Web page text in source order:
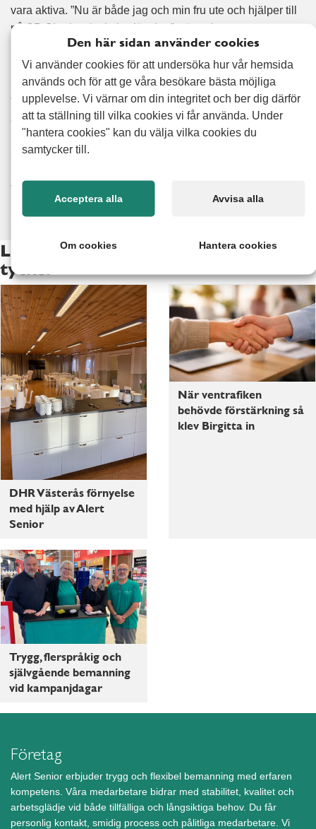
vara aktiva. ”Nu är både jag och min fru ute och hjälper till
på SP Chark och vi trivs jättebra”, säger han.
Behöver ditt företag också snabb, trygg och
erfaren bemanning?
Vi på Alert Senior finns här när det kör ihop sig oavsett om
det handlar om sjukfrånvaro, tillfälliga toppar eller
långsiktiga behov. Med engagerade seniorer som vet vad
som krävs får du in rätt kompetens, i rätt tid.
Välkommen att höra av dig, vi löser det!
Läs fler artiklar om vad våra kunder
tycker
DHR Västerås förnyelse
med hjälp av Alert
Senior
När ventrafiken
behövde förstärkning så
klev Birgitta in
Trygg, flerspråkig och
självgående bemanning
vid kampanjdagar
Företag
Alert Senior erbjuder trygg och flexibel bemanning med erfaren
kompetens. Våra medarbetare bidrar med stabilitet, kvalitet och
arbetsglädje vid både tillfälliga och långsiktiga behov. Du får
personlig kontakt, smidig process och pålitliga medarbetare. Vi
Den här sidan använder cookies
Vi använder cookies för att undersöka hur vår hemsida
används och för att ge våra besökare bästa möjliga
upplevelse. Vi värnar om din integritet och ber dig därför
att ta ställning till vilka cookies vi får använda. Under
"hantera cookies" kan du välja vilka cookies du
samtycker till.
Acceptera alla Avvisa alla
Om cookies Hantera cookies